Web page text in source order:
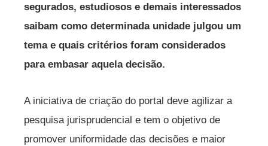
segurados, estudiosos e demais interessados
saibam como determinada unidade julgou um
tema e quais critérios foram considerados
para embasar aquela decisão.
A iniciativa de criação do portal deve agilizar a
pesquisa jurisprudencial e tem o objetivo de
promover uniformidade das decisões e maior